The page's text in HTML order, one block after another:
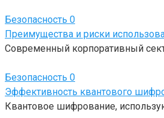
Безопасность 0
Преимущества и риски
Современный корпоративный
Безопасность 0
Эффективность квантового
Квантовое шифрование,